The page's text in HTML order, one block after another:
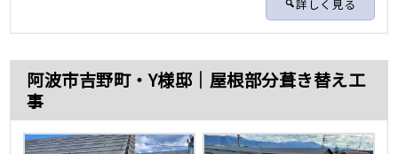
詳しく見る
阿波市吉野町・Y様邸｜屋根部分葺き替え工
事